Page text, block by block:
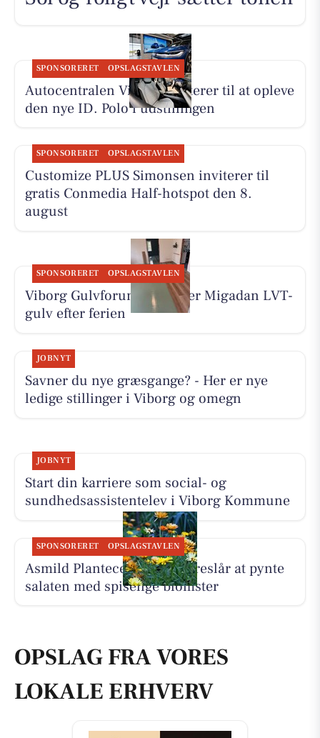
SPONSORERET OPSLAGSTAVLEN
Autocentralen Viborg inviterer til at opleve
den nye ID. Polo i udstillingen
SPONSORERET OPSLAGSTAVLEN
Customize PLUS Simonsen inviterer til
gratis Conmedia Half-hotspot den 8.
august
SPONSORERET OPSLAGSTAVLEN
Viborg Gulvforum monterer Migadan LVT-
gulv efter ferien
JOBNYT
Savner du nye græsgange? - Her er nye
ledige stillinger i Viborg og omegn
JOBNYT
Start din karriere som social- og
sundhedsassistentelev i Viborg Kommune
SPONSORERET OPSLAGSTAVLEN
Asmild Plantecenter ApS foreslår at pynte
salaten med spiselige blomster
OPSLAG FRA VORES
LOKALE ERHVERV